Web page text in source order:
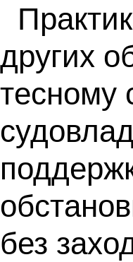
других
тесному
без